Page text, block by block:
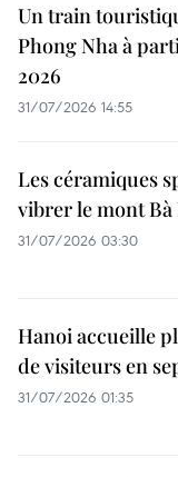
Un train
Phong Nha à
2026
31/07/2026 14:55
Les céramiques
vibrer le mont Bà
31/07/2026 03:30
Hanoi accueille
de visiteurs en
31/07/2026 01:35